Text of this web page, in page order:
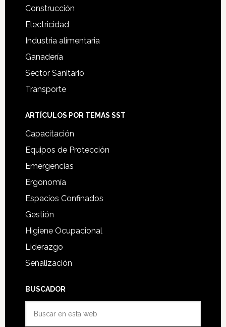
Construcción
Electricidad
Industria alimentaria
Ganadería
Sector Sanitario
Transporte
ARTÍCULOS POR TEMAS SST
Capacitación
Equipos de Protección
Emergencias
Ergonomía
Espacios Confinados
Gestión
Higiene Ocupacional
Liderazgo
Señalización
BUSCADOR